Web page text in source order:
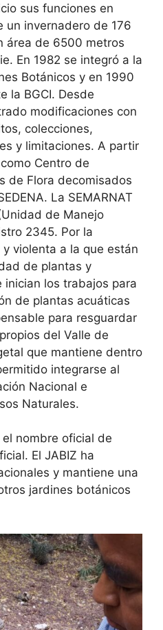
sus funciones en
un invernadero de 176
área de 6500 metros
En 1982 se integró a la
Botánicos y en 1990
la BGCI. Desde
modificaciones con
colecciones,
y limitaciones. A partir
Centro de
de Flora decomisados
La SEMARNAT
de Manejo
2345. Por la
violenta a la que están
de plantas y
inician los trabajos para
de plantas acuáticas
para resguardar
del Valle de
que mantiene dentro
integrarse al
Nacional e
Naturales.
nombre oficial de
El JABIZ ha
y mantiene una
jardines botánicos